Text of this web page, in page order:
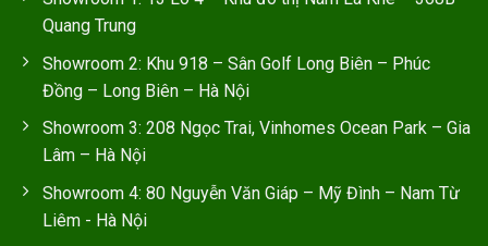
Quang Trung
Showroom 2: Khu 918 – Sân Golf Long Biên – Phúc
Đồng – Long Biên – Hà Nội
Showroom 3: 208 Ngọc Trai, Vinhomes Ocean Park – Gia
Lâm – Hà Nội
Showroom 4: 80 Nguyễn Văn Giáp – Mỹ Đình – Nam Từ
Liêm - Hà Nội